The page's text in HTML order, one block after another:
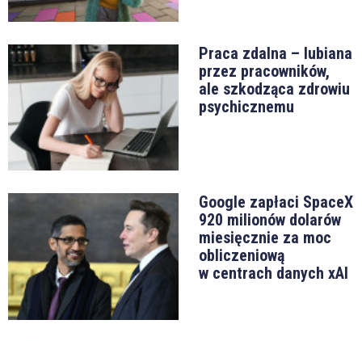
Praca zdalna – lubiana
przez pracowników,
ale szkodząca zdrowiu
psychicznemu
Google zapłaci SpaceX
920 milionów dolarów
miesięcznie za moc
obliczeniową
w centrach danych xAI